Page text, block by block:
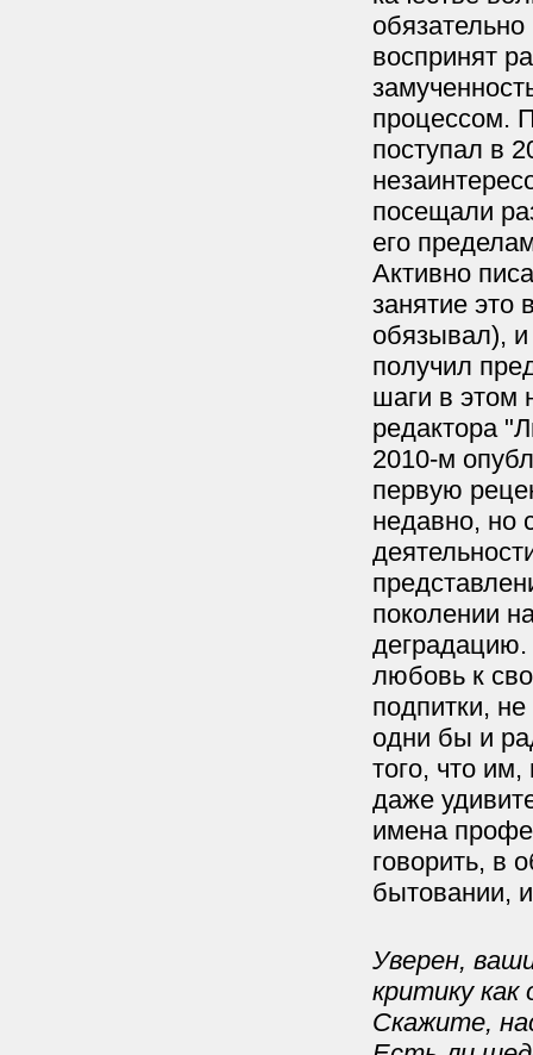
воспринят
процессом.
поступал в
посещали
его
Активно
занятие это
обязывал),
получил
шаги в этом
редактора
2010-м
первую
недавно, но
поколении
деградацию.
любовь к
подпитки,
одни бы и
того, что
даже
имена
говорить, в
бытовании,
Уверен,
критику как
Скажите,